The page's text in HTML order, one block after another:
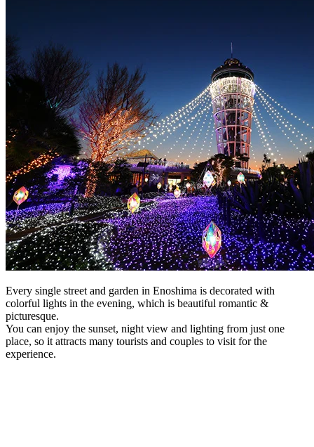
Every single street and garden in Enoshima is decorated with
colorful lights in the evening, which is beautiful romantic &
picturesque.
You can enjoy the sunset, night view and lighting from just one
place, so it attracts many tourists and couples to visit for the
experience.